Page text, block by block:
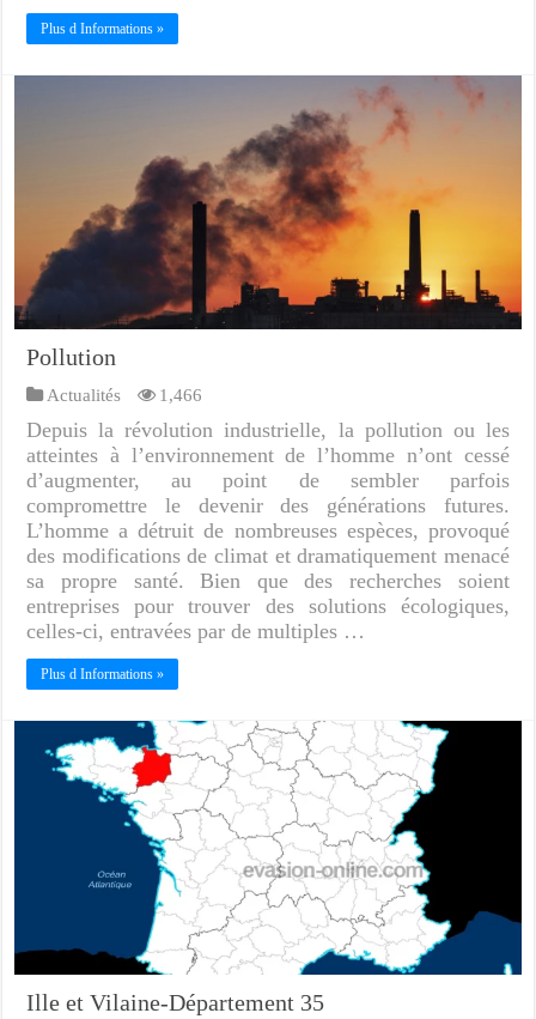
Plus d Informations »
Pollution
Actualités 1,466
Depuis la révolution industrielle, la pollution ou les
atteintes à l’environnement de l’homme n’ont cessé
d’augmenter, au point de sembler parfois
compromettre le devenir des générations futures.
L’homme a détruit de nombreuses espèces, provoqué
des modifications de climat et dramatiquement menacé
sa propre santé. Bien que des recherches soient
entreprises pour trouver des solutions écologiques,
celles-ci, entravées par de multiples …
Plus d Informations »
Ille et Vilaine-Département 35